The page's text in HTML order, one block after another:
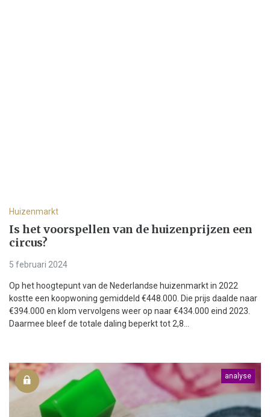
Huizenmarkt
Is het voorspellen van de huizenprijzen een
circus?
5 februari 2024
Op het hoogtepunt van de Nederlandse huizenmarkt in 2022
kostte een koopwoning gemiddeld €448.000. Die prijs daalde naar
€394.000 en klom vervolgens weer op naar €434.000 eind 2023.
Daarmee bleef de totale daling beperkt tot 2,8...
analyse